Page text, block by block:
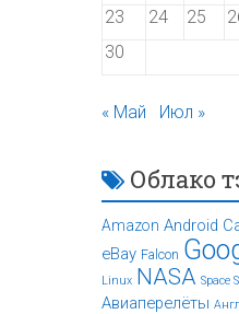
23
24 25
30
« Май Июл »
Облако
Amazon Android
eBay Falcon
Linux NASA Space
Авиаперелёты